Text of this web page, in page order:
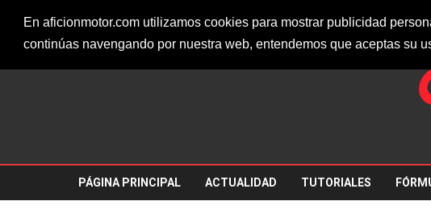
En aficionmotor.com utilizamos cookies para mostrar publicidad
continúas navengando por nuestra web, entendemos que aceptas su
AFICIONMOTOR.COM
PÁGINA PRINCIPAL ACTUALIDAD TUTORIALES